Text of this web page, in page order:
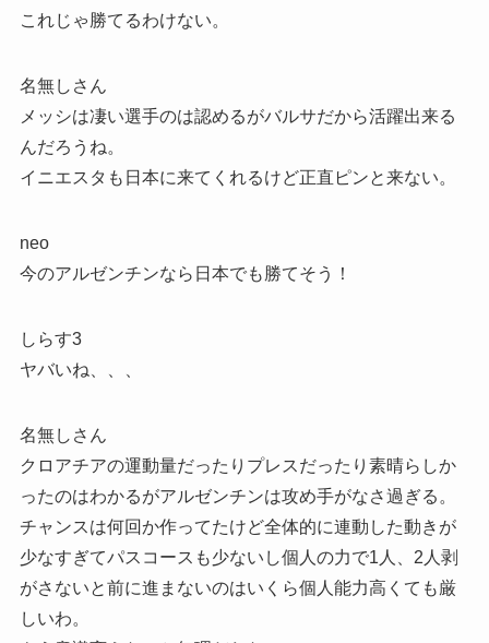
これじゃ勝てるわけない。
名無しさん
メッシは凄い選手のは認めるがバルサだから活躍出来る
んだろうね。
イニエスタも日本に来てくれるけど正直ピンと来ない。
neo
今のアルゼンチンなら日本でも勝てそう！
しらす3
ヤバいね、、、
名無しさん
クロアチアの運動量だったりプレスだったり素晴らしか
ったのはわかるがアルゼンチンは攻め手がなさ過ぎる。
チャンスは何回か作ってたけど全体的に連動した動きが
少なすぎてパスコースも少ないし個人の力で1人、2人剥
がさないと前に進まないのはいくら個人能力高くても厳
しいわ。